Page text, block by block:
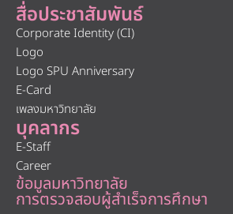
สื่อประชาสัมพันธ์
Corporate Identity (CI)
Logo
Logo SPU Anniversary
E-Card
เพลงมหาวิทยาลัย
บุคลากร
E-Staff
Career
ข้อมูลมหาวิทยาลัย
การตรวจสอบผู้สำเร็จการศึกษา